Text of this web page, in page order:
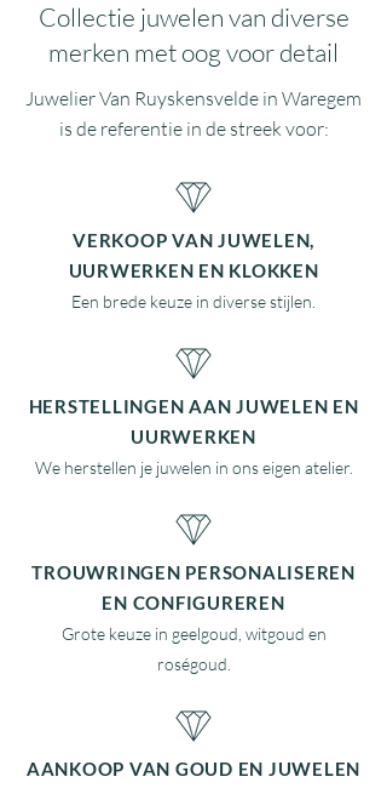
Collectie juwelen van diverse
merken met oog voor detail
Juwelier Van Ruyskensvelde in Waregem
is de referentie in de streek voor:
VERKOOP VAN JUWELEN,
UURWERKEN EN KLOKKEN
Een brede keuze in diverse stijlen.
HERSTELLINGEN AAN JUWELEN EN
UURWERKEN
We herstellen je juwelen in ons eigen atelier.
TROUWRINGEN PERSONALISEREN
EN CONFIGUREREN
Grote keuze in geelgoud, witgoud en
roségoud.
AANKOOP VAN GOUD EN JUWELEN